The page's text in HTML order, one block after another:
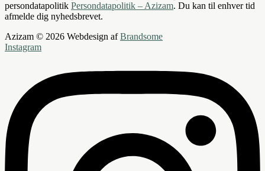
persondatapolitik Persondatapolitik – Azizam. Du kan til enhver tid
afmelde dig nyhedsbrevet.
Azizam © 2026 Webdesign afBrandsome
Instagram